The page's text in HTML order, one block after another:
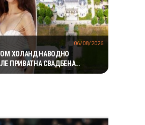
ХОЛАНД НАВОДНО
ПРИВАТНА СВАДБЕНА
АНГЛИЈА, ОТКАКО ТАЈНО СЕ
06/08/2026